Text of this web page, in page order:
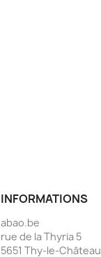
INFORMATIONS
abao.be
rue de la Thyria 5
5651 Thy-le-Château